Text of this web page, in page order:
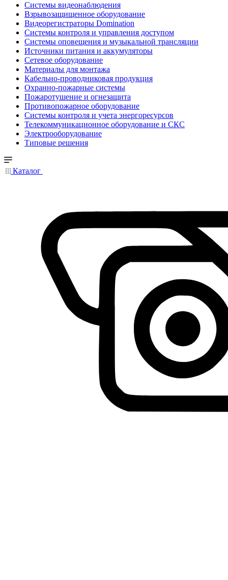
Системы видеонаблюдения
Взрывозащищенное оборудование
Видеорегистраторы Domination
Системы контроля и управления доступом
Системы оповещения и музыкальной трансляции
Источники питания и аккумуляторы
Сетевое оборудование
Материалы для монтажа
Кабельно-проводниковая продукция
Охранно-пожарные системы
Пожаротушение и огнезащита
Противопожарное оборудование
Системы контроля и учета энергоресурсов
Телекоммуникационное оборудование и СКС
Электрооборудование
Типовые решения
Каталог